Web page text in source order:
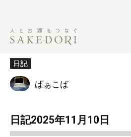
日記
ばぁこば
日記2025年11月10日